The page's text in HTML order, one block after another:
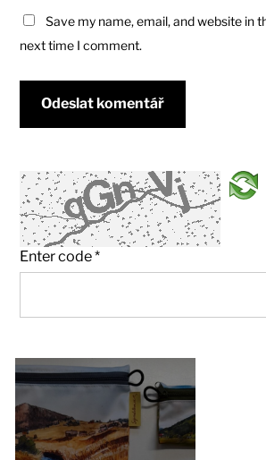
Save my name, email, and website in
next time I comment.
Enter code*